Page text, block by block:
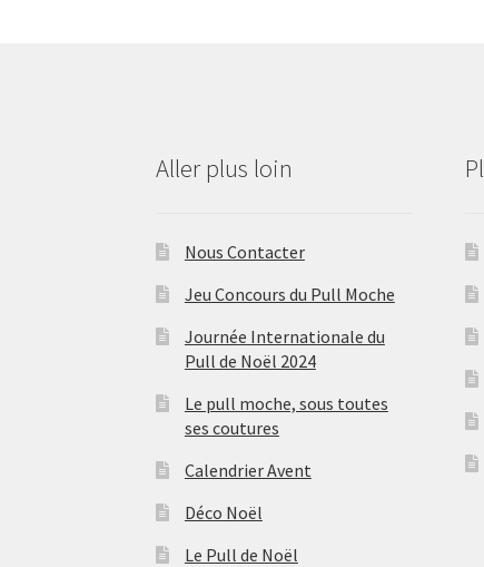
Aller plus loin
Nous Contacter
Jeu Concours du Pull Moche
Journée Internationale du
Pull de Noël 2024
Le pull moche, sous toutes
ses coutures
Calendrier Avent
Déco Noël
Le Pull de Noël